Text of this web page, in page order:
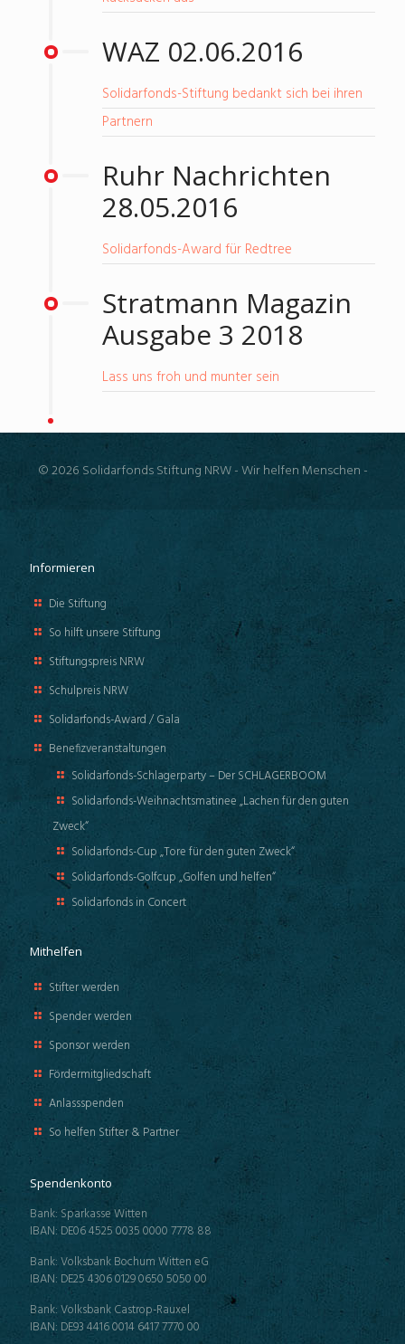
WAZ 02.06.2016
Solidarfonds-Stiftung bedankt sich bei ihren
Partnern
Ruhr Nachrichten
28.05.2016
Solidarfonds-Award für Redtree
Stratmann Magazin
Ausgabe 3 2018
Lass uns froh und munter sein
© 2026 Solidarfonds Stiftung NRW - Wir helfen Menschen -
Informieren
Die Stiftung
So hilft unsere Stiftung
Stiftungspreis NRW
Schulpreis NRW
Solidarfonds-Award / Gala
Benefizveranstaltungen
Solidarfonds-Schlagerparty – Der SCHLAGERBOOM
Solidarfonds-Weihnachtsmatinee „Lachen für den guten
Zweck“
Solidarfonds-Cup „Tore für den guten Zweck“
Solidarfonds-Golfcup „Golfen und helfen“
Solidarfonds in Concert
Mithelfen
Stifter werden
Spender werden
Sponsor werden
Fördermitgliedschaft
Anlassspenden
So helfen Stifter & Partner
Spendenkonto
Bank: Sparkasse Witten
IBAN: DE06 4525 0035 0000 7778 88
Bank: Volksbank Bochum Witten eG
IBAN: DE25 4306 0129 0650 5050 00
Bank: Volksbank Castrop-Rauxel
IBAN: DE93 4416 0014 6417 7770 00